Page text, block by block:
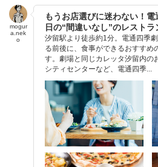
mogur
a.nek
o
もうお店選びに迷わない！電
日の“間違いなし”のレストラ
汐留駅より徒歩約1分。電通四季
る前後に、食事ができるおすすめ
す。劇場と同じカレッタ汐留内の
シティセンターなど、電通四季...